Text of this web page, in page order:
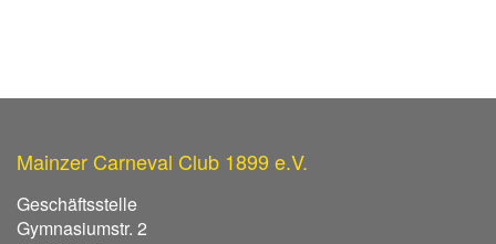
Mainzer Carneval Club 1899 e.V.
Geschäftsstelle
Gymnasiumstr. 2